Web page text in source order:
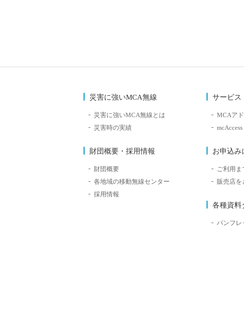
災害に強いMCA無線
災害に強いMCA無線とは
災害時の実績
財団概要・採用情報
財団概要
各地域の移動無線センター
採用情報
サービス
MCAア
お申込み
ご利用ま
販売店を
各種資料
パンフレ